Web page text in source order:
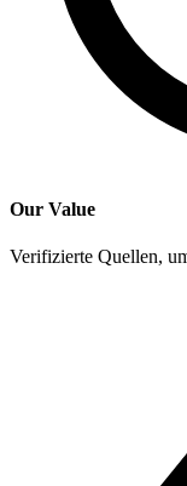
Our Value
Verifizierte Quellen,